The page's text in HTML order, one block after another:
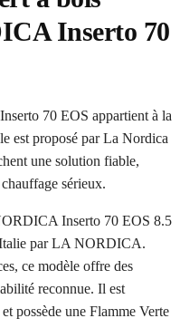
Inserto 70
70 EOS appartient à la
est proposé par La Nordica
une solution fiable,
sérieux.
Inserto 70 EOS 8.5
par LA NORDICA.
ce modèle offre des
reconnue. Il est
possède une Flamme Verte